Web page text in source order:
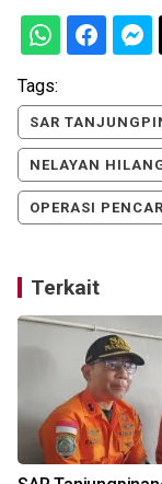
Tags:
SAR
NELAYAN
OPERASI
Terkait